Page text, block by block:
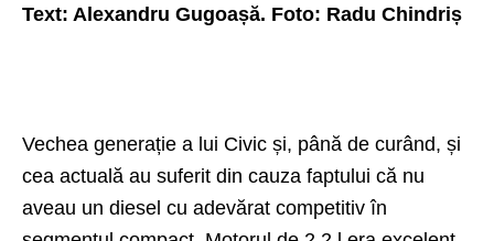
Text: Alexandru Gugoașă. Foto: Radu Chindriș
Vechea generație a lui Civic și, până de curând, și
cea actuală au suferit din cauza faptului că nu
aveau un diesel cu adevărat competitiv în